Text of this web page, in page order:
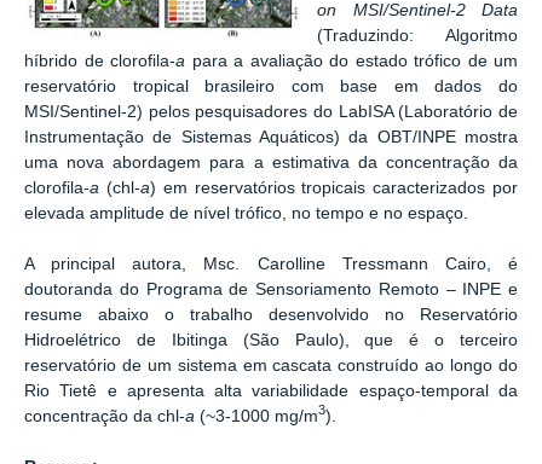
on MSI/Sentinel-2 Data
(Traduzindo: Algoritmo
híbrido de clorofila-a para a avaliação do estado trófico de um
reservatório tropical brasileiro com base em dados do
MSI/Sentinel-2) pelos pesquisadores do LabISA (Laboratório de
Instrumentação de Sistemas Aquáticos) da OBT/INPE mostra
uma nova abordagem para a estimativa da concentração da
clorofila-a (chl-a) em reservatórios tropicais caracterizados por
elevada amplitude de nível trófico, no tempo e no espaço.
A principal autora, Msc. Carolline Tressmann Cairo, é
doutoranda do Programa de Sensoriamento Remoto – INPE e
resume abaixo o trabalho desenvolvido no Reservatório
Hidroelétrico de Ibitinga (São Paulo), que é o terceiro
reservatório de um sistema em cascata construído ao longo do
Rio Tietê e apresenta alta variabilidade espaço-temporal da
concentração da chl-a (~3-1000 mg/m3).